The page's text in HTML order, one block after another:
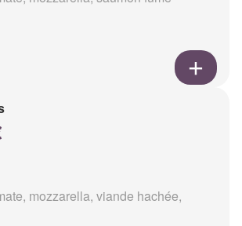
mozzarella, viande hachée,